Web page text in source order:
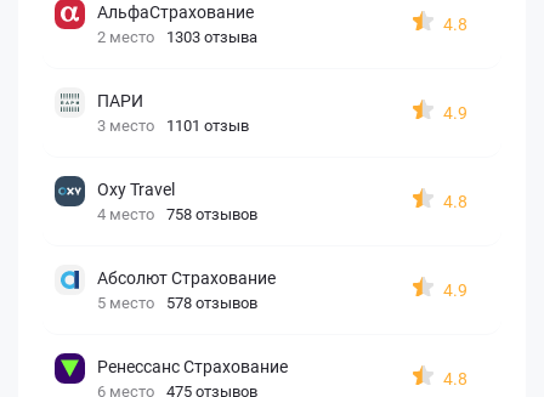
АльфаСтрахование
2 место 1303 отзыва
4.8
ПАРИ
3 место 1101 отзыв
4.9
Oxy Travel
4 место 758 отзывов
4.8
Абсолют Страхование
5 место 578 отзывов
4.9
Ренессанс Страхование
6 место 475 отзывов
4.8